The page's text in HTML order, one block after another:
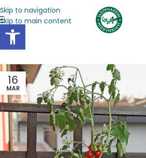
Abrir barra de herramientas
Skip to navigation
Skip to main content
16
MAR